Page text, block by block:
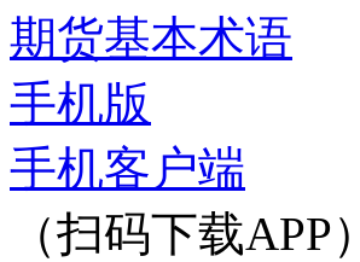
期货基本术语
手机版
手机客户端
（扫码下载APP）